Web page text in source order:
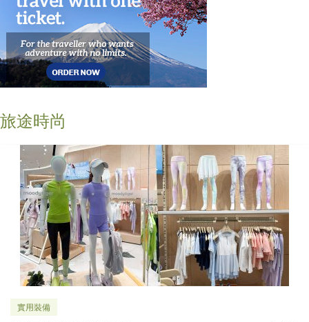
旅途時尚
實用裝備